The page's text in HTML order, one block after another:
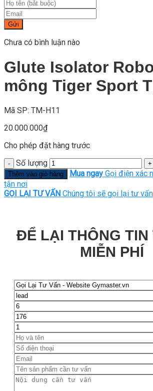
Gửi
Chưa có bình luận nào
Glute Isolator
mông Tiger Sport
Mã SP: TM-H11
20.000.000₫
Cho phép đặt hàng trước
Số lượng
Thêm vào giỏ hàng Mua ngay Gọi điện xác
tận nơi
GỌI LẠI TƯ VẤN Chúng tôi sẽ gọi lại tư vấn
ĐỂ LẠI THÔNG TIN
MIỄN PHÍ